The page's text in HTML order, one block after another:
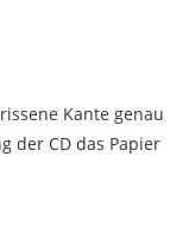
Kante genau
der CD das Papier